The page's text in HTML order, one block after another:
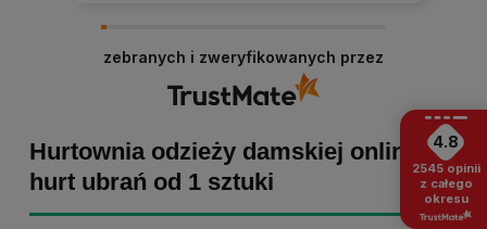
skrzydeł, dlatego tym bardziej cieszymy się, że
zakup przebiegł pomyślnie. Obiecujemy
utrzymać dobrą passę - zapraszamy ponownie! :)
zebranych i zweryfikowanych przez
Hurtownia odzieży damskiej online -
hurt ubrań od 1 sztuki
4.8
2545 opinii
z całego
okresu